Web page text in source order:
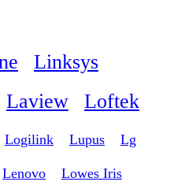
Linksys
Laview Loftek
Logilink Lupus Lg
Lenovo Lowes Iris